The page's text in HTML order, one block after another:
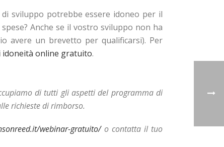
sviluppo potrebbe essere idoneo per il
Anche se il vostro sviluppo non ha
avere un brevetto per qualificarsi). Per
idoneità online gratuito.
di tutti gli aspetti del programma di
richieste di rimborso.
webinar-gratuito/o contatta il tuo